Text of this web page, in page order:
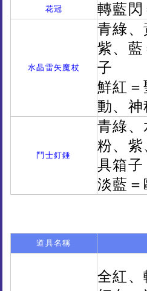
花冠 轉藍
水晶雷矢魔杖
青綠
紫、
子
鮮紅
動、
鬥士釘錘
青綠
粉、
具箱子
淡藍
道具名稱
全紅